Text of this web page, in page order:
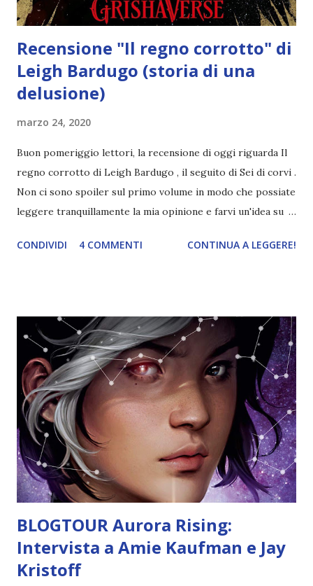
Recensione "Il regno corrotto" di
Leigh Bardugo (storia di una
delusione)
marzo 24, 2020
Buon pomeriggio lettori, la recensione di oggi riguarda Il
regno corrotto di Leigh Bardugo , il seguito di Sei di corvi .
Non ci sono spoiler sul primo volume in modo che possiate
leggere tranquillamente la mia opinione e farvi un'idea su
Bardugo Pagine: 476 Anno: 2019 Editore: Mondadori
farci fuori?» «E allora?» disse Kaz. «Be', di solito è solo metà
della città.» Kaz Brekker e la sua banda di disperati hanno
appena portato a termine una missione dalla quale
sembrava impossibile tornare sani e salvi. Ne avevano
dubitato persino loro, a dirla proprio tutta. Ma rientrati a
Ketterdam, non hanno il tempo di annoiarsi nemmeno un
istante perché sono costretti a rimettere di nuovo tutto in
discussione, e a giocarsi ogni cosa, vita compresa. Quest...
CONDIVIDI 4 COMMENTI CONTINUA A LEGGERE!
BLOGTOUR Aurora Rising:
Intervista a Amie Kaufman e Jay
Kristoff